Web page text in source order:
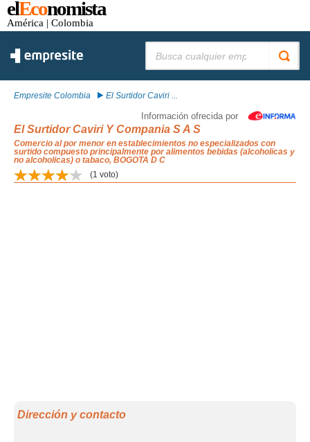
elEconomista
América | Colombia
Empresite Colombia El Surtidor Caviri ...
Información ofrecida por
El Surtidor Caviri Y Compania S A S
Comercio al por menor en establecimientos no especializados con
surtido compuesto principalmente por alimentos bebidas (alcoholicas y
no alcoholicas) o tabaco, BOGOTA D C
(1 voto)
Dirección y contacto